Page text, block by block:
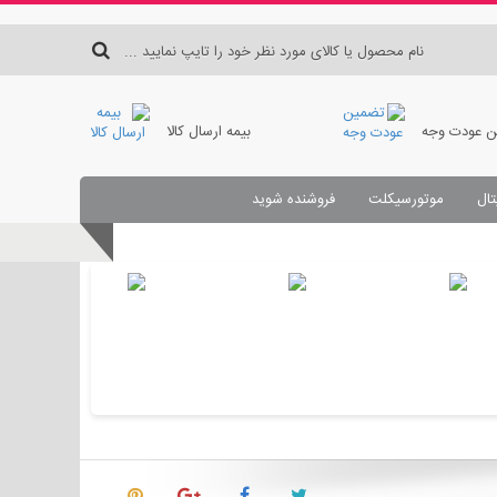
عودت وجه بیمه ارسال کالا
موتورسیکلت فروشنده شوید